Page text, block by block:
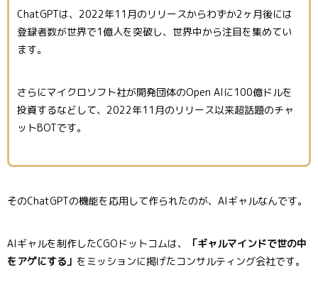
ChatGPTは、2022年11月のリリースからわずか2ヶ月後には
登録者数が世界で1億人を突破し、世界中から注目を集めてい
ます。
さらにマイクロソフト社が開発団体のOpen AIに100億ドルを
投資するなどして、2022年11月のリリース以来超話題のチャ
ットBOTです。
そのChatGPTの機能を応用して作られたのが、AIギャルなんです。
AIギャルを制作したCGOドットコムは、
「ギャルマインドで世の中
をアゲにする」 をミッションに掲げたコンサルティング会社です。